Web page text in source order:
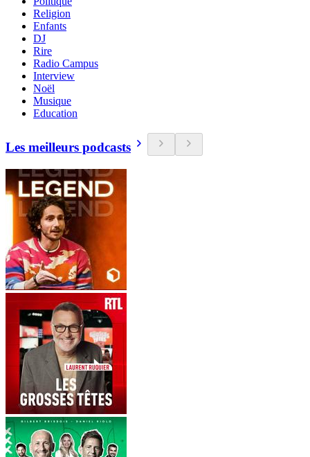
Religion
Enfants
DJ
Rire
Radio Campus
Interview
Noël
Musique
Education
Les meilleurs podcasts